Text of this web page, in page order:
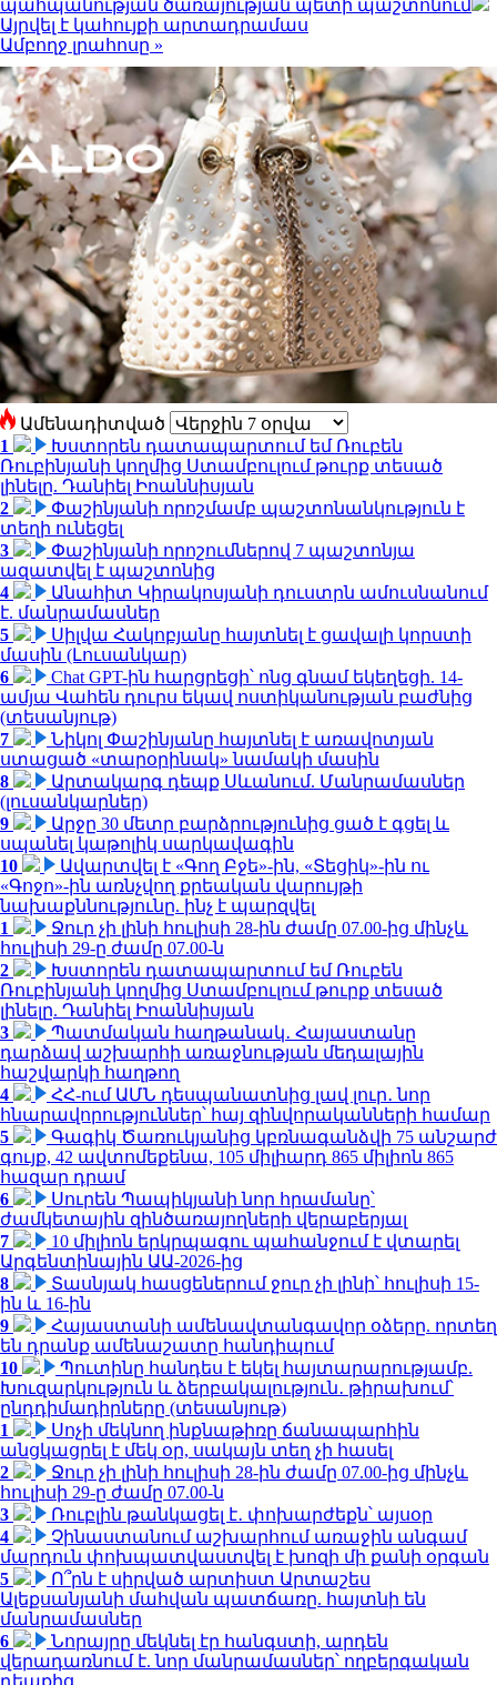
պահպանության ծառայության պետի պաշտոնում
Այրվել է կահույքի արտադրամաս
Ամբողջ լրահոսը »
Ամենադիտված
1
Խստորեն դատապարտում եմ Ռուբեն
Ռուբինյանի կողմից Ստամբուլում թուրք տեսած
լինելը. Դանիել Իոաննիսյան
2
Փաշինյանի որոշմամբ պաշտոնանկություն է
տեղի ունեցել
3
Փաշինյանի որոշումներով 7 պաշտոնյա
ազատվել է պաշտոնից
4
Անահիտ Կիրակոսյանի դուստրն ամուսնանում
է. մանրամասներ
5
Սիլվա Հակոբյանը հայտնել է ցավալի կորստի
մասին (Լուսանկար)
6
Chat GPT-ին հարցրեցի՝ ոնց գնամ եկեղեցի. 14-
ամյա Վահեն դուրս եկավ ոստիկանության բաժնից
(տեսանյութ)
7
Նիկոլ Փաշինյանը հայտնել է առավոտյան
ստացած «տարօրինակ» նամակի մասին
8
Արտակարգ դեպք Սևանում. Մանրամասներ
(լուսանկարներ)
9
Արջը 30 մետր բարձրությունից ցած է գցել և
սպանել կաթոլիկ սարկավագին
10
Ավարտվել է «Գող Բջե»-ին, «Տեցիկ»-ին ու
«Գոջո»-ին առնչվող քրեական վարույթի
նախաքննությունը. ինչ է պարզվել
1
Ջուր չի լինի հուլիսի 28-ին ժամը 07.00-ից մինչև
հուլիսի 29-ը ժամը 07.00-ն
2
Խստորեն դատապարտում եմ Ռուբեն
Ռուբինյանի կողմից Ստամբուլում թուրք տեսած
լինելը. Դանիել Իոաննիսյան
3
Պատմական հաղթանակ․ Հայաստանը
դարձավ աշխարհի առաջնության մեդալային
հաշվարկի հաղթող
4
ՀՀ-ում ԱՄՆ դեսպանատնից լավ լուր․ նոր
հնարավորություններ՝ հայ զինվորականների համար
5
Գագիկ Ծառուկյանից կբռնագանձվի 75 անշարժ
գույք, 42 ավտոմեքենա, 105 միլիարդ 865 միլիոն 865
հազար դրամ
6
Սուրեն Պապիկյանի նոր հրամանը՝
ժամկետային զինծառայողների վերաբերյալ
7
10 միլիոն երկրպագու պահանջում է վտարել
Արգենտինային ԱԱ-2026-ից
8
Տասնյակ հասցեներում ջուր չի լինի՝ հուլիսի 15-
ին և 16-ին
9
Հայաստանի ամենավտանգավոր օձերը. որտեղ
են դրանք ամենաշատը հանդիպում
10
Պուտինը հանդես է եկել հայտարարությամբ.
Խուզարկություն և ձերբակալություն․ թիրախում՝
ընդդիմադիրները (տեսանյութ)
1
Սոչի մեկնող ինքնաթիռը ճանապարհին
անցկացրել է մեկ օր, սակայն տեղ չի հասել
2
Ջուր չի լինի հուլիսի 28-ին ժամը 07.00-ից մինչև
հուլիսի 29-ը ժամը 07.00-ն
3
Ռուբլին թանկացել է․ փոխարժեքն՝ այսօր
4
Չինաստանում աշխարհում առաջին անգամ
մարդուն փոխպատվաստվել է խոզի մի քանի օրգան
5
Ո՞րն է սիրված արտիստ Արտաշես
Ալեքսանյանի մահվան պատճառը. հայտնի են
մանրամասներ
6
Նորայրը մեկնել էր հանգստի, արդեն
վերադառնում է. նոր մանրամասներ՝ ողբերգական
դեպքից